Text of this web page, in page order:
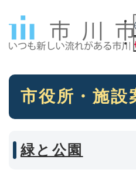
本
市役所・施設
緑と公園